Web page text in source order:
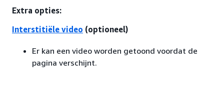
Extra opties:
Interstitiële video (optioneel)
Er kan een video worden getoond voordat de
pagina verschijnt.